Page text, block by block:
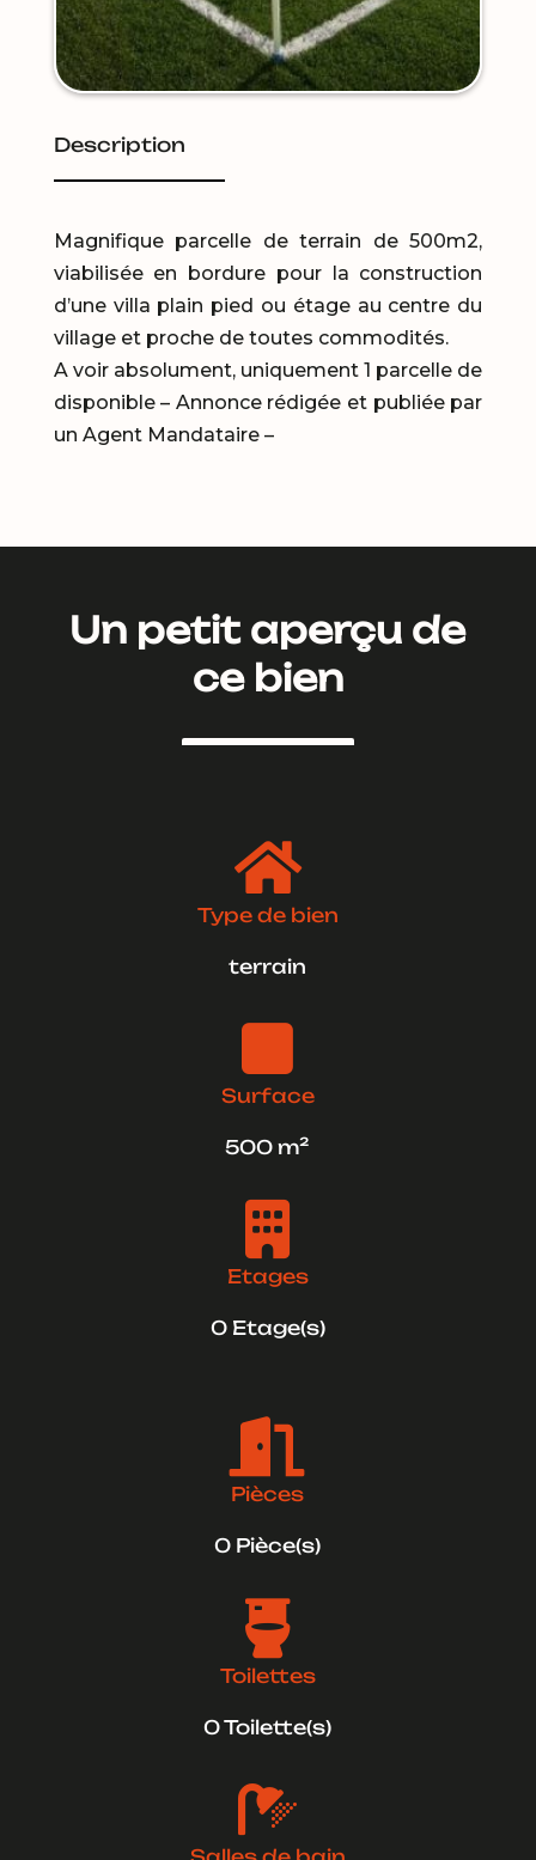
Description
Magnifique parcelle de terrain de 500m2,
viabilisée en bordure pour la construction
d’une villa plain pied ou étage au centre du
village et proche de toutes commodités.
A voir absolument, uniquement 1 parcelle de
disponible – Annonce rédigée et publiée par
un Agent Mandataire –
Un petit aperçu de
ce bien

Type de bien
terrain

Surface
500 m²

Etages
0 Etage(s)

Pièces
0 Pièce(s)

Toilettes
0 Toilette(s)
